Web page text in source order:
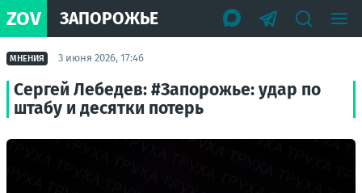
ZOV ЗАПОРОЖЬЕ
МНЕНИЯ 3 июня 2026, 17:46
Сергей Лебедев: #Запорожье: удар по
штабу и десятки потерь